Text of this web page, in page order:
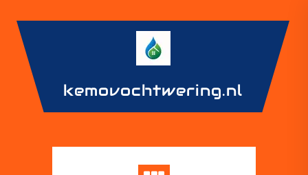
content
kemovochtwering.nl